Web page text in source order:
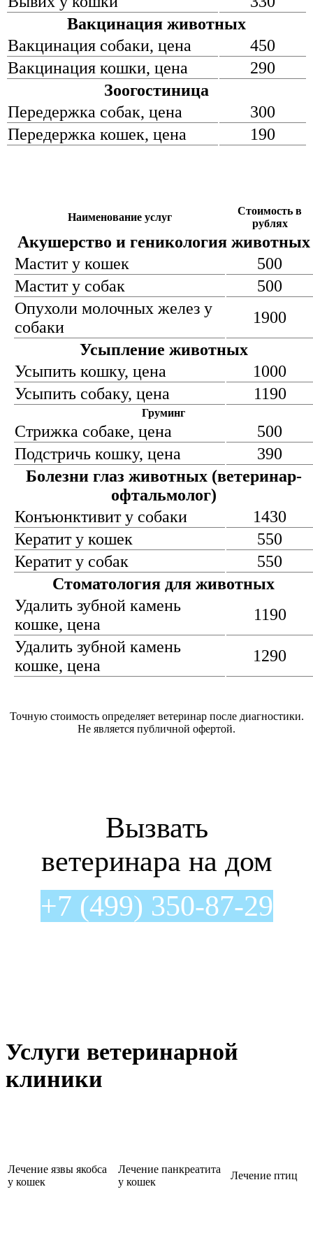
Вакцинация животных
Вакцинация собаки, цена
450
Вакцинация кошки, цена
290
Зоогостиница
Передержка собак, цена
300
Передержка кошек, цена
190
Наименование услуг
Стоимость в
рублях
Акушерство и геникология животных
Мастит у кошек
500
Мастит у собак
500
Опухоли молочных желез у
собаки
1900
Усыпление животных
Усыпить кошку, цена
1000
Усыпить собаку, цена
1190
Груминг
Стрижка собаке, цена
500
Подстричь кошку, цена
390
Болезни глаз животных (ветеринар-
офтальмолог)
Конъюнктивит у собаки
1430
Кератит у кошек
550
Кератит у собак
550
Стоматология для животных
Удалить зубной камень
кошке, цена
1190
Удалить зубной камень
кошке, цена
1290
Точную стоимость определяет ветеринар после диагностики.
Не является публичной офертой.
Вызвать
ветеринара на дом
+7 (499) 350-87-29
Услуги ветеринарной
клиники
Лечение язвы якобса
у кошек
Лечение панкреатита
у кошек
Лечение птиц